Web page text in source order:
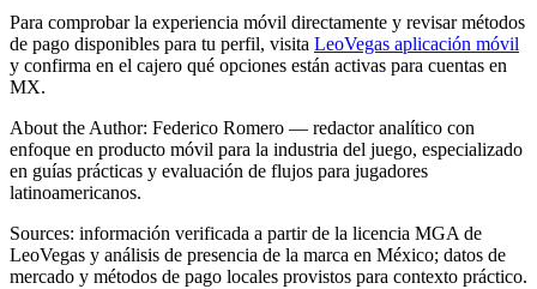
Para comprobar la experiencia móvil directamente y revisar métodos
de pago disponibles para tu perfil, visita LeoVegas aplicación móvil
y confirma en el cajero qué opciones están activas para cuentas en
MX.
About the Author: Federico Romero — redactor analítico con
enfoque en producto móvil para la industria del juego, especializado
en guías prácticas y evaluación de flujos para jugadores
latinoamericanos.
Sources: información verificada a partir de la licencia MGA de
LeoVegas y análisis de presencia de la marca en México; datos de
mercado y métodos de pago locales provistos para contexto práctico.